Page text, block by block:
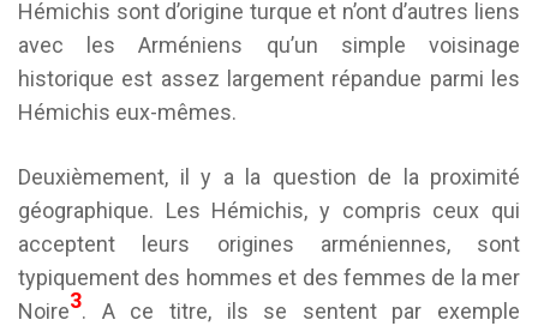
Hémichis sont d’origine turque et n’ont d’autres liens
avec les Arméniens qu’un simple voisinage
historique est assez largement répandue parmi les
Hémichis eux-mêmes.
Deuxièmement, il y a la question de la proximité
géographique. Les Hémichis, y compris ceux qui
acceptent leurs origines arméniennes, sont
typiquement des hommes et des femmes de la mer
Noire3. A ce titre, ils se sentent par exemple